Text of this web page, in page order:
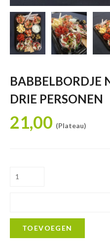
BABBELBORDJE
DRIE PERSONEN
21,00 (Plateau)
TOEVOEGEN